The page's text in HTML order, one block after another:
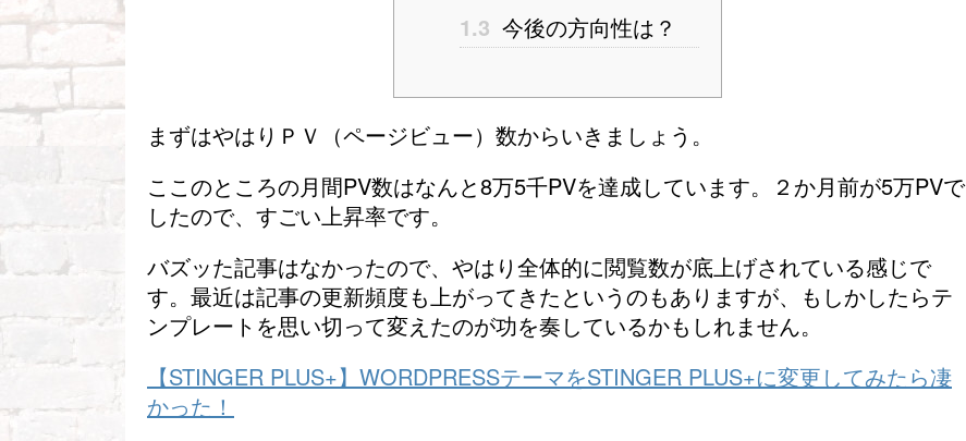
1.3 今後の方向性は？
まずはやはりＰＶ（ページビュー）数からいきましょう。
ここのところの月間PV数はなんと8万5千PVを達成しています。２か月前が5万PVで
したので、すごい上昇率です。
バズッた記事はなかったので、やはり全体的に閲覧数が底上げされている感じで
す。最近は記事の更新頻度も上がってきたというのもありますが、もしかしたらテ
ンプレートを思い切って変えたのが功を奏しているかもしれません。
【STINGER PLUS+】WORDPRESSテーマをSTINGER PLUS+に変更してみたら凄
かった！